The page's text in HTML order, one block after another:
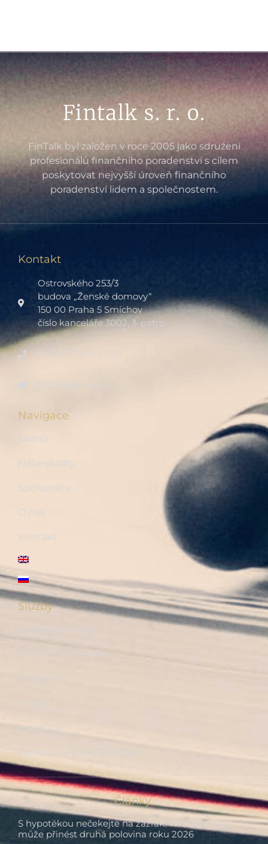
Fintalk s. r. o.
FinTalk byl založen v roce 2005 jako sdružení
profesionálů finančního poradenství s cílem
poskytovat nejvyšší úroveň finančního
poradenství lidem a společnostem.
Kontakt
Ostrovského 253/3
budova „Ženské domovy“
150 00 Praha 5 Smíchov
číslo kanceláře 3002, 3. patro
(+420) 775 342 943
fintalk@fintalk.cz
Navigace
Domů
Naše služby
Spolupráce
O nás
Kontakt
Služby
Hypotéky, úvěry
Finanční plánování
Investice
Zaměstnanecké benefity
Články
S hypotékou nečekejte na zázrak. Tři scénáře, co
může přinést druhá polovina roku 2026